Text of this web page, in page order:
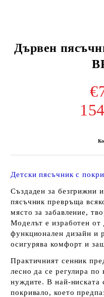
Дървен
Детски пясъчник с
Създаден за безгрижни
пясъчник превръща
място за забавление,
Моделът е изработен от
функционален дизайн и
осигурява комфорт и
Практичният сенник
лесно да се регулира по
нуждите. В най-ниската
покривало, което